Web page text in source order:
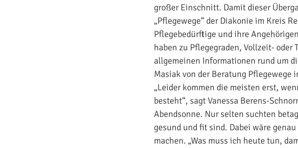
großer Einschnitt. Damit dieser
„Pflegewege“ der Diakonie im Kreis
Pflegebedürftige und ihre
haben zu Pflegegraden, Vollzeit-
allgemeinen Informationen rund um
Masiak von der Beratung
„Leider kommen die meisten erst,
besteht“, sagt Vanessa Berens-
Abendsonne. Nur selten suchten
gesund und fit sind. Dabei wäre
machen. „Was muss ich heute tun,